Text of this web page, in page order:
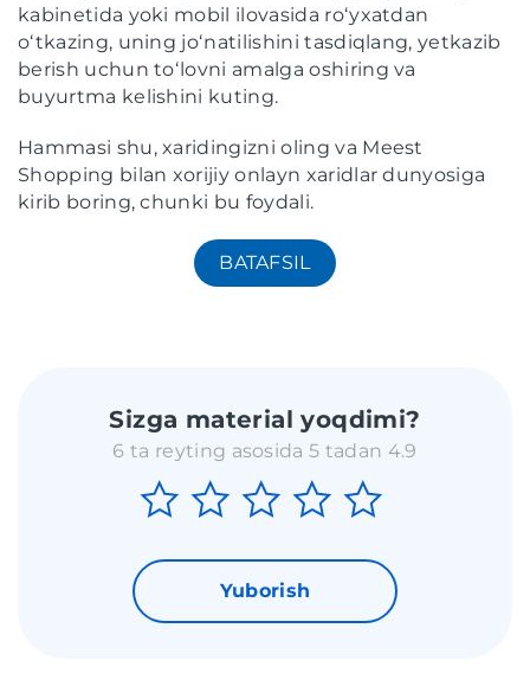
kabinetida yoki mobil ilovasida roʻyxatdan
oʻtkazing, uning joʻnatilishini tasdiqlang, yetkazib
berish uchun toʻlovni amalga oshiring va
buyurtma kelishini kuting.
Hammasi shu, xaridingizni oling va Meest
Shopping bilan xorijiy onlayn xaridlar dunyosiga
kirib boring, chunki bu foydali.
BATAFSIL
Sizga material yoqdimi?
6 ta reyting asosida 5 tadan 4.9
Yuborish